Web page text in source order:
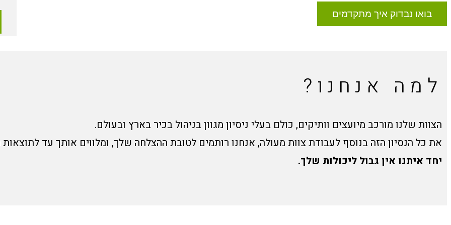
בואו נבדוק איך מתקדמים
למה אנחנו?
הצוות שלנו מורכב מיועצים וותיקים, כולם בעלי ניסיון מגוון בניהול בכיר בארץ ובעולם.
את כל הנסיון הזה בנוסף לעבודת צוות מעולה, אנחנו רותמים לטובת ההצלחה שלך, ומלווים אותך עד לתוצאות
יחד איתנו אין גבול ליכולות שלך.